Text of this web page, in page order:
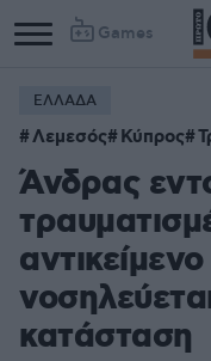
Games
ΕΛΛΑΔΑ
Λεμεσός Κύπρος
Άνδρας
κατάσταση